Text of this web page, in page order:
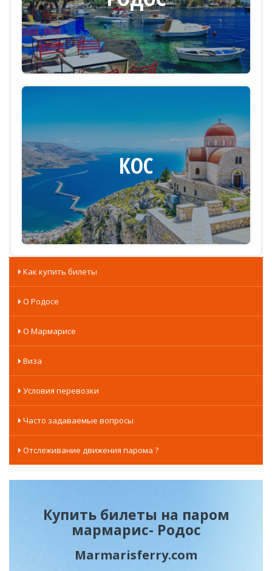
КОС
Как купить билеты
О Родосе
О Мармарисе
Виза
Условия перевозки
Часто задаваемые вопросы
Отслеживание движения парома ?
Купить билеты на паром
мармарис- Родос
Marmarisferry.com